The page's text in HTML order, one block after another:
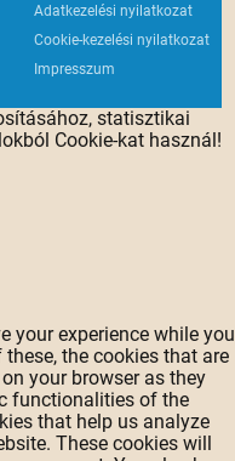
Adatkezelési nyilatkozat
Cookie-kezelési nyilatkozat
Impresszum
statisztikai
Cookie-kat használ!
your experience while you
the cookies that are
your browser as they
functionalities of the
that help us analyze
These cookies will